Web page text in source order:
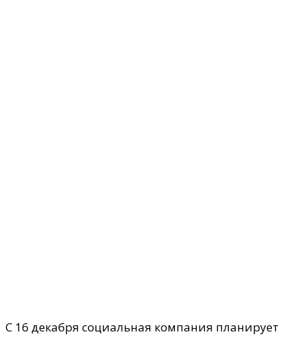
С 16 декабря социальная компания планирует